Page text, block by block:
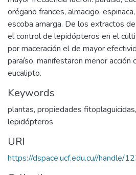
orégano frances, almacigo,
escoba amarga. De los extractos
el control de lepidópteros en el
por maceración el de mayor
paraíso, manifestaron menor acción
eucalipto.
Keywords
plantas, propiedades fitoplaguicidas,
lepidópteros
URI
https://dspace.ucf.edu.cu//handle/